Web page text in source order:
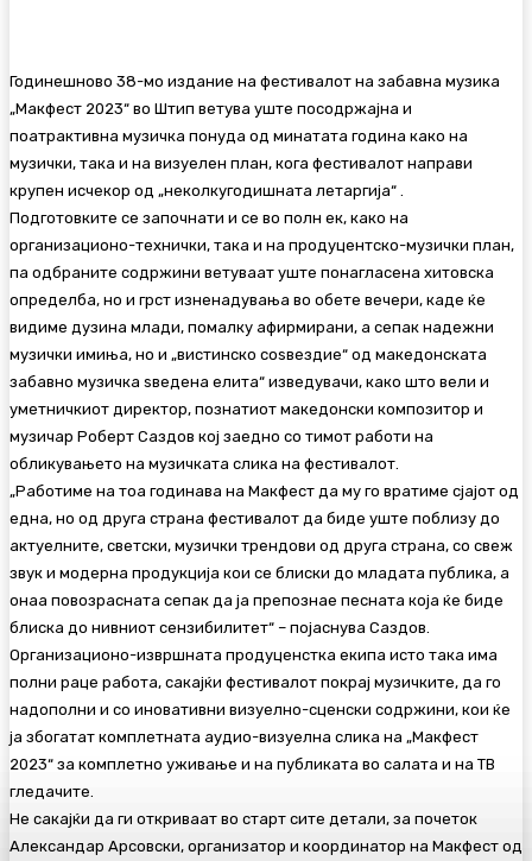
Годинешново 38-мо издание на фестивалот на забавна музика
„Макфест 2023“ во Штип ветува уште посодржајна и
поатрактивна музичка понуда од минатата година како на
музички, така и на визуелен план, кога фестивалот направи
крупен исчекор од „неколкугодишната летаргија“ .
Подготовките се започнати и се во полн ек, како на
организационо-технички, така и на продуцентско-музички план,
па одбраните содржини ветуваат уште понагласена хитовска
определба, но и грст изненадувања во обете вечери, каде ќе
видиме дузина млади, помалку афирмирани, а сепак надежни
музички имиња, но и „вистинско соѕвездие“ од македонската
забавно музичка ѕведена елита“ изведувачи, како што вели и
уметничкиот директор, познатиот македонски композитор и
музичар Роберт Саздов кој заедно со тимот работи на
обликувањето на музичката слика на фестивалот.
„Работиме на тоа годинава на Макфест да му го вратиме сјајот од
една, но од друга страна фестивалот да биде уште поблизу до
актуелните, светски, музички трендови од друга страна, со свеж
звук и модерна продукција кои се блиски до младата публика, а
онаа повозрасната сепак да ја препознае песната која ќе биде
блиска до нивниот сензибилитет“ – појаснува Саздов.
Организационо-извршната продуценстка екипа исто така има
полни раце работа, сакајќи фестивалот покрај музичките, да го
надополни и со иновативни визуелно-сценски содржини, кои ќе
ја збогатат комплетната аудио-визуелна слика на „Макфест
2023“ за комплетно уживање и на публиката во салата и на ТВ
гледачите.
Не сакајќи да ги откриваат во старт сите детали, за почеток
Александар Арсовски, организатор и координатор на Макфест од